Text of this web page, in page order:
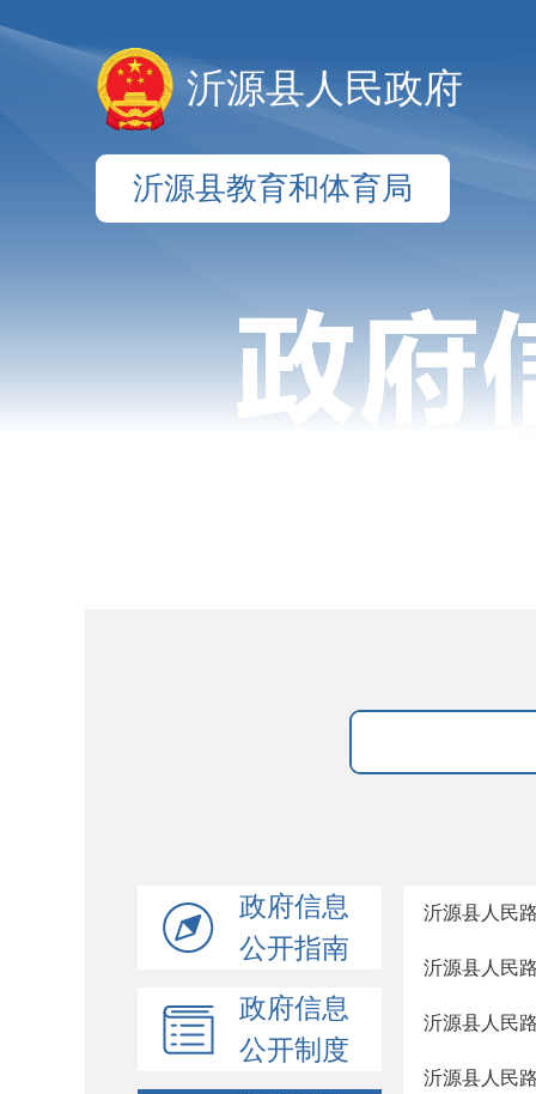
沂源县人民政府
沂源县教育和体育局
政府信息
公开指南
政府信息
公开制度
沂源县人民
沂源县人民
沂源县人民
沂源县人民